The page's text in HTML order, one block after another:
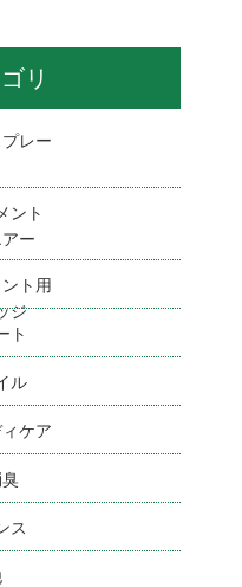
リ
レー
ント
ー
ト用
ジ
ト
ル
ケア
ス